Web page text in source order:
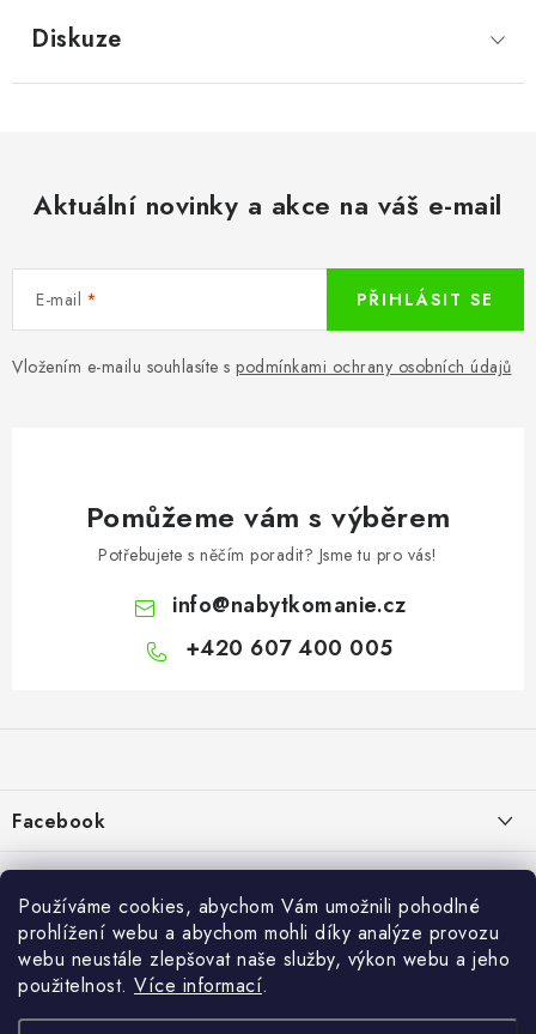
Používáme cookies, abychom Vám umožnili pohodlné
prohlížení webu a abychom mohli díky analýze provozu
webu neustále zlepšovat naše služby, výkon webu a jeho
použitelnost. Více informací.
Diskuze
Aktuální novinky a akce na váš e-mail
E-mail
Vložením e-mailu souhlasíte s podmínkami ochrany osobních údajů
PŘIHLÁSIT SE
Pomůžeme vám s výběrem
Potřebujete s něčím poradit? Jsme tu pro vás!
info@nabytkomanie.cz
+420 607 400 005
a
í
Facebook
Vše o nákupu
Info
Reklamace a odstoupení od smlouvy